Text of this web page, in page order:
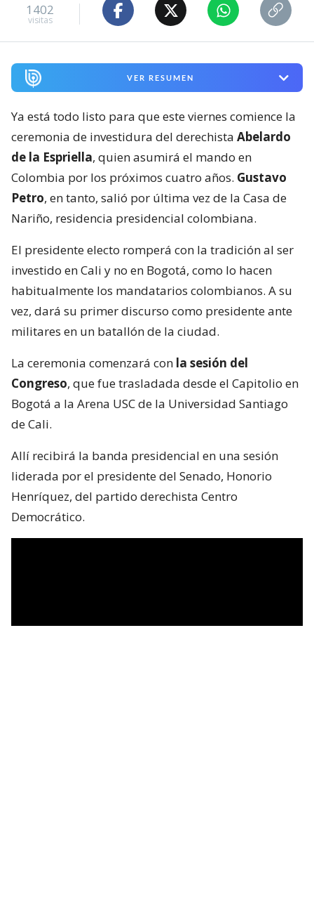
1402
visitas
VER RESUMEN
Ya está todo listo para que este viernes comience la
ceremonia de investidura del derechista Abelardo
de la Espriella, quien asumirá el mando en
Colombia por los próximos cuatro años. Gustavo
Petro, en tanto, salió por última vez de la Casa de
Nariño, residencia presidencial colombiana.
El presidente electo romperá con la tradición al ser
investido en Cali y no en Bogotá, como lo hacen
habitualmente los mandatarios colombianos. A su
vez, dará su primer discurso como presidente ante
militares en un batallón de la ciudad.
La ceremonia comenzará con la sesión del
Congreso, que fue trasladada desde el Capitolio en
Bogotá a la Arena USC de la Universidad Santiago
de Cali.
Allí recibirá la banda presidencial en una sesión
liderada por el presidente del Senado, Honorio
Henríquez, del partido derechista Centro
Democrático.